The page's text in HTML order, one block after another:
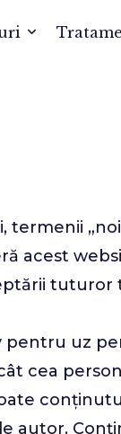
acest
pentru uz
cea
autor.